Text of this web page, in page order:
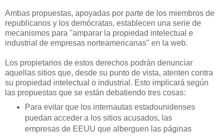
Ambas propuestas, apoyadas por parte de los miembros de
republicanos y los demócratas, establecen una serie de
mecanismos para "amparar la propiedad intelectual e
industrial de empresas norteamericanas" en la web.
Los propietarios de estos derechos podrán denunciar
aquellas sitios que, desde su punto de vista, atenten contra
su propiedad intelectual o industrial. Esto implicará según
las propuestas que se están debatiendo tres cosas:
Para evitar que los internautas estadounidenses
puedan acceder a los sitios acusados, las
empresas de EEUU que alberguen las páginas